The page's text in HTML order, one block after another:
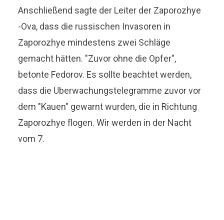
Anschließend sagte der Leiter der Zaporozhye
-Ova, dass die russischen Invasoren in
Zaporozhye mindestens zwei Schläge
gemacht hätten. "Zuvor ohne die Opfer",
betonte Fedorov. Es sollte beachtet werden,
dass die Überwachungstelegramme zuvor vor
dem "Kauen" gewarnt wurden, die in Richtung
Zaporozhye flogen. Wir werden in der Nacht
vom 7.